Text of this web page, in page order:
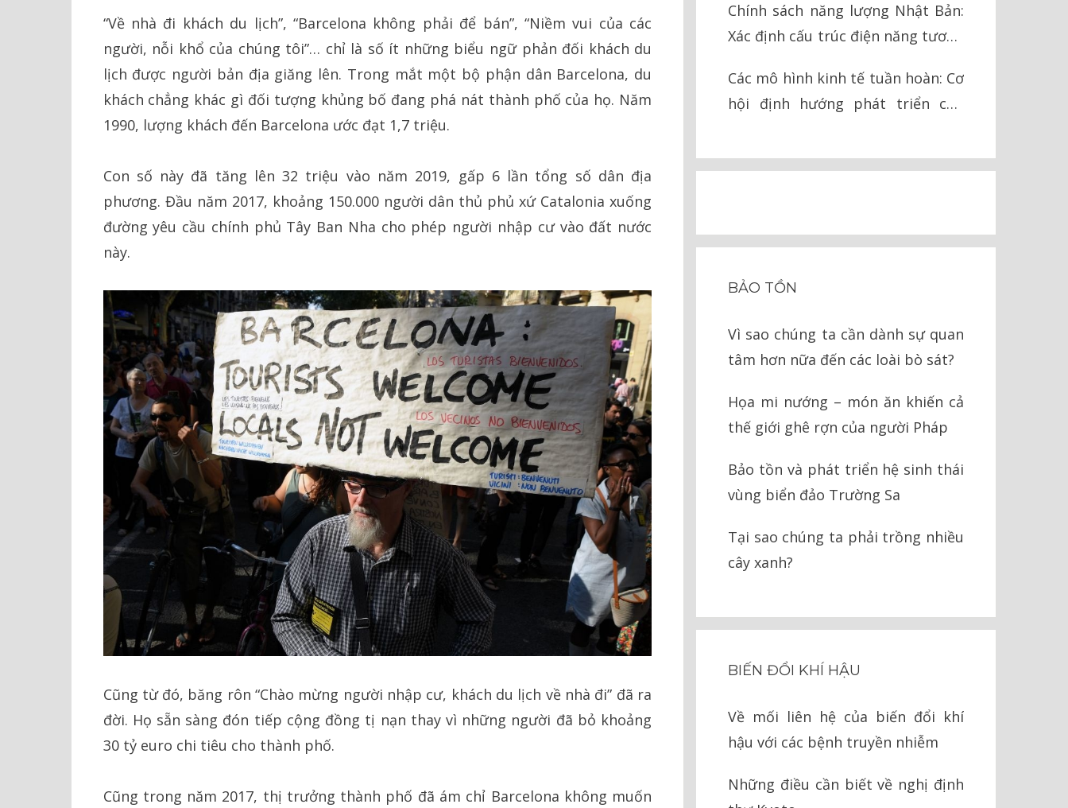
“Về nhà đi khách du lịch”, “Barcelona không phải để bán”, “Niềm vui của các
người, nỗi khổ của chúng tôi”… chỉ là số ít những biểu ngữ phản đối khách du
lịch được người bản địa giăng lên. Trong mắt một bộ phận dân Barcelona, du
khách chẳng khác gì đối tượng khủng bố đang phá nát thành phố của họ. Năm
1990, lượng khách đến Barcelona ước đạt 1,7 triệu.
Con số này đã tăng lên 32 triệu vào năm 2019, gấp 6 lần tổng số dân địa
phương. Đầu năm 2017, khoảng 150.000 người dân thủ phủ xứ Catalonia xuống
đường yêu cầu chính phủ Tây Ban Nha cho phép người nhập cư vào đất nước
này.
Cũng từ đó, băng rôn “Chào mừng người nhập cư, khách du lịch về nhà đi” đã ra
đời. Họ sẵn sàng đón tiếp cộng đồng tị nạn thay vì những người đã bỏ khoảng
30 tỷ euro chi tiêu cho thành phố.
Cũng trong năm 2017, thị trưởng thành phố đã ám chỉ Barcelona không muốn
Chính sách năng lượng Nhật Bản:
Xác định cấu trúc điện năng tương
Các mô hình kinh tế tuần hoàn: Cơ
hội định hướng phát triển cho
BẢO TỒN
Vì sao chúng ta cần dành sự quan
tâm hơn nữa đến các loài bò sát?
Họa mi nướng – món ăn khiến cả
thế giới ghê rợn của người Pháp
Bảo tồn và phát triển hệ sinh thái
vùng biển đảo Trường Sa
Tại sao chúng ta phải trồng nhiều
cây xanh?
BIẾN ĐỔI KHÍ HẬU
Về mối liên hệ của biến đổi khí
hậu với các bệnh truyền nhiễm
Những điều cần biết về nghị định